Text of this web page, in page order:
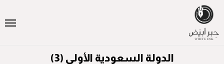
الدولة السعودية الأولى (3)